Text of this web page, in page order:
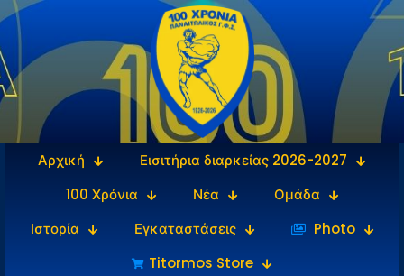
Αρχική
Εισιτήρια διαρκείας 2026-2027
100 Χρόνια
Νέα
Ομάδα
Ιστορία
Εγκαταστάσεις
‎‏‏‎ ‎Photo
Titormos Store